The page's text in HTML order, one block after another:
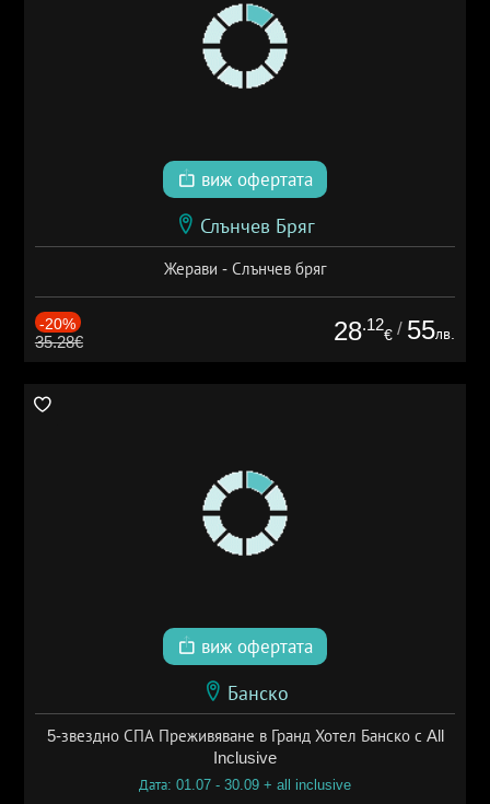
виж офертата
Слънчев Бряг
Жерави - Слънчев бряг
-20%
35.28€ 28.12
€ / 55лв.
виж офертата
Банско
5-звездно СПА Преживяване в Гранд Хотел Банско с All
Inclusive
Дата: 01.07 - 30.09 + all inclusive